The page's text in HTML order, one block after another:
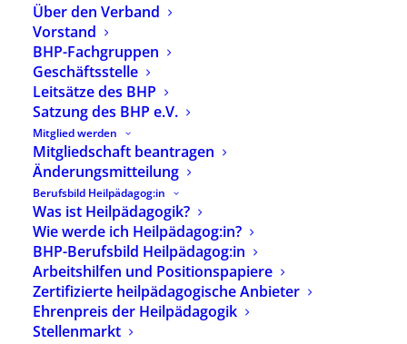
Über den Verband
Vorstand
BHP-Fachgruppen
Geschäftsstelle
Leitsätze des BHP
Satzung des BHP e.V.
Mitglied werden
Mitgliedschaft beantragen
Änderungsmitteilung
Berufsbild Heilpädagog:in
Was ist Heilpädagogik?
Wie werde ich Heilpädagog:in?
BHP-Berufsbild Heilpädagog:in
Arbeitshilfen und Positionspapiere
Zertifizierte heilpädagogische Anbieter
Ehrenpreis der Heilpädagogik
Stellenmarkt
Weiterbildungsprogramm im Überblick
Ein Weiterbildungsangebot der
Europäischen Akademie für
Heilpädagogik (EAH).
Weitergehende Information
über die EAH